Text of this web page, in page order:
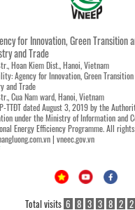
for Innovation, Green Transition
and Trade
Hoan Kiem Dist., Hanoi, Vietnam
Agency for Innovation, Green
and Trade
Cua Nam ward, Hanoi, Vietnam
TTĐT dated August 3, 2019 by the
under the Ministry of Information and
Energy Efficiency Programme. All rights
| vneec.gov.vn
Total visits 6 8 3 3 8 2 2